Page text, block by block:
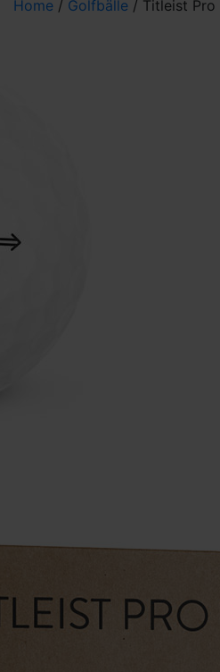
Home / Golfbälle / Titleist Pro